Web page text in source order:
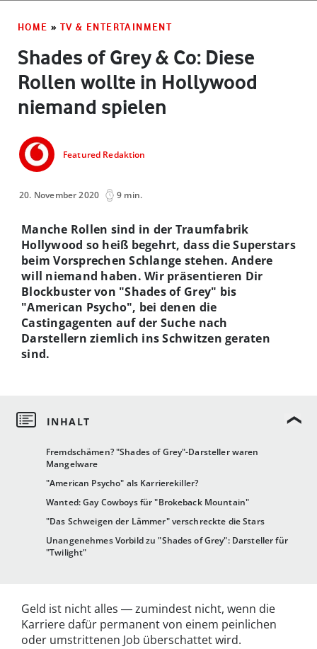
HOME » TV & ENTERTAINMENT
Shades of Grey & Co: Diese
Rollen wollte in Hollywood
niemand spielen
Featured Redaktion
20. November 2020 9 min.
Fremdschämen? "Shades of Grey"-Darsteller waren
Mangelware
"American Psycho" als Karrierekiller?
Wanted: Gay Cowboys für "Brokeback Mountain"
"Das Schweigen der Lämmer" verschreckte die Stars
Unangenehmes Vorbild zu "Shades of Grey": Darsteller für
"Twilight"
Manche Rollen sind in der Traumfabrik
Hollywood so heiß begehrt, dass die Superstars
beim Vorsprechen Schlange stehen. Andere
will niemand haben. Wir präsentieren Dir
Blockbuster von "Shades of Grey" bis
"American Psycho", bei denen die
Castingagenten auf der Suche nach
Darstellern ziemlich ins Schwitzen geraten
sind.
Geld ist nicht alles ― zumindest nicht, wenn die
Karriere dafür permanent von einem peinlichen
oder umstrittenen Job überschattet wird.